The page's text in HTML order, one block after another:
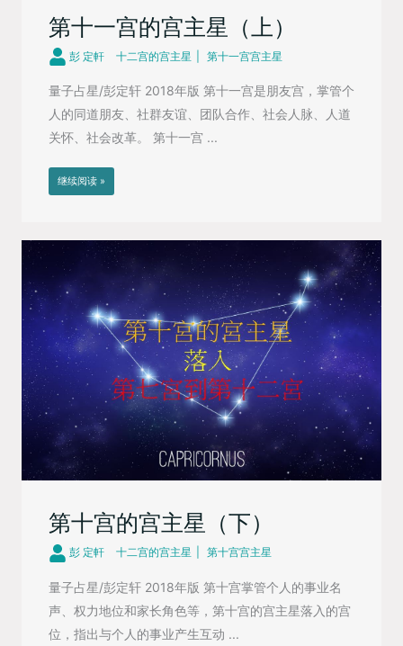
第十一宫的宫主星（上）
彭 定軒 十二宫的宫主星 第十一宫宫主星
量子占星/彭定轩 2018年版 第十一宫是朋友宫，掌管个
人的同道朋友、社群友谊、团队合作、社会人脉、人道
关怀、社会改革。 第十一宫 ...
继续阅读 »
第十宫的宫主星（下）
彭 定軒 十二宫的宫主星 第十宫宫主星
量子占星/彭定轩 2018年版 第十宫掌管个人的事业名
声、权力地位和家长角色等，第十宫的宫主星落入的宫
位，指出与个人的事业产生互动 ...